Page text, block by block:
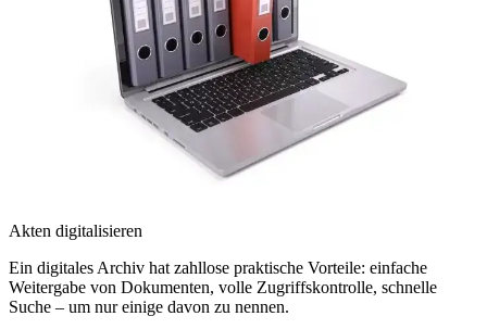
Akten digitalisieren
Ein digitales Archiv hat zahllose praktische Vorteile: einfache
Weitergabe von Dokumenten, volle Zugriffskontrolle, schnelle
Suche – um nur einige davon zu nennen.